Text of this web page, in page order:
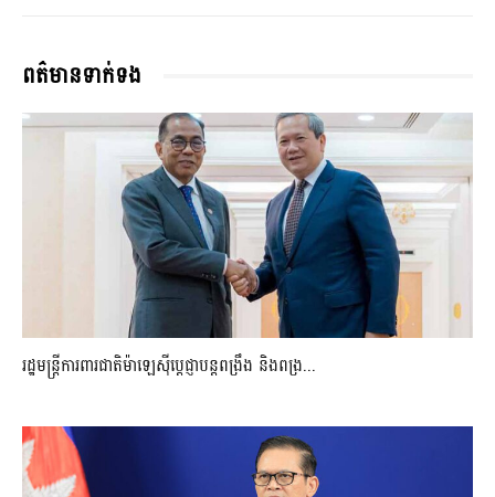
ពត៌មានទាក់ទង
រដ្ឋមន្ត្រីការពារជាតិម៉ាឡេស៊ីប្ដេជ្ញាបន្តពង្រឹង និងពង្រ...